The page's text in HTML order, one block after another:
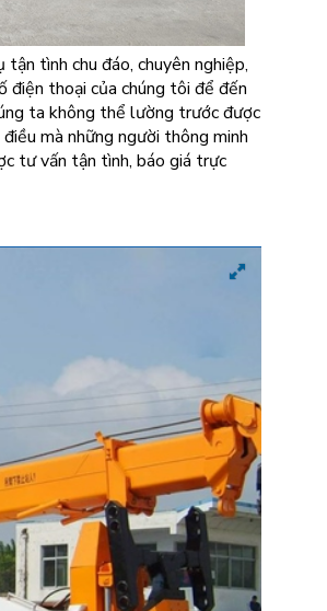
tình chu đáo, chuyên nghiệp,
điện thoại của chúng tôi để đến
ta không thể lường trước được
mà những người thông minh
tư vấn tận tình, báo giá trực